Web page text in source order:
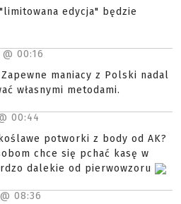
edycja" będzie
00:16
maniacy z Polski nadal
własnymi metodami.
00:44
potworki z body od AK?
chce się pchać kasę w
dalekie od pierwowzoru
08:36